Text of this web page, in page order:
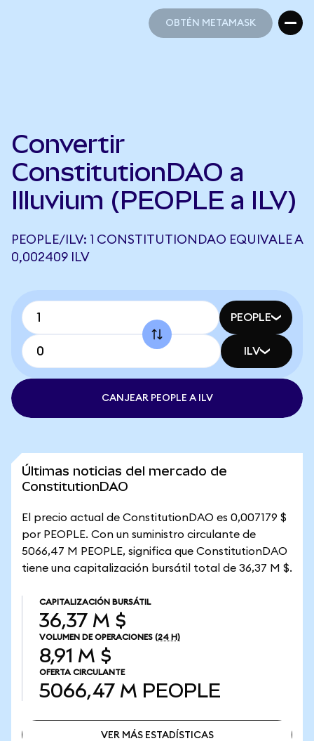
OBTÉN METAMASK
Convertir
ConstitutionDAO a
Illuvium (PEOPLE a ILV)
PEOPLE/ILV: 1 CONSTITUTIONDAO EQUIVALE A
0,002409 ILV
PEOPLE
ILV
CANJEAR PEOPLE A ILV
Últimas noticias del mercado de
ConstitutionDAO
El precio actual de ConstitutionDAO es 0,007179 $
por PEOPLE. Con un suministro circulante de
5066,47 M PEOPLE, significa que ConstitutionDAO
tiene una capitalización bursátil total de 36,37 M $.
CAPITALIZACIÓN BURSÁTIL
36,37 M $
VOLUMEN DE OPERACIONES (24 H)
8,91 M $
OFERTA CIRCULANTE
5066,47 M PEOPLE
VER MÁS ESTADÍSTICAS